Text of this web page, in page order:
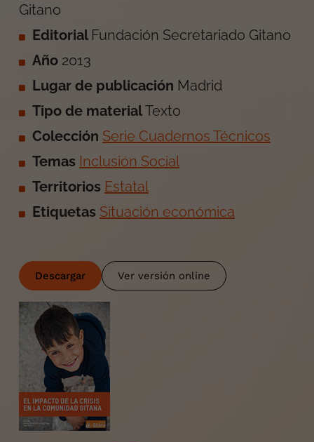
Gitano
Editorial Fundación Secretariado Gitano
Año 2013
Lugar de publicación Madrid
Tipo de material Texto
Colección Serie Cuadernos Técnicos
Temas Inclusión Social
Territorios Estatal
Etiquetas Situación económica
Descargar Ver versión online